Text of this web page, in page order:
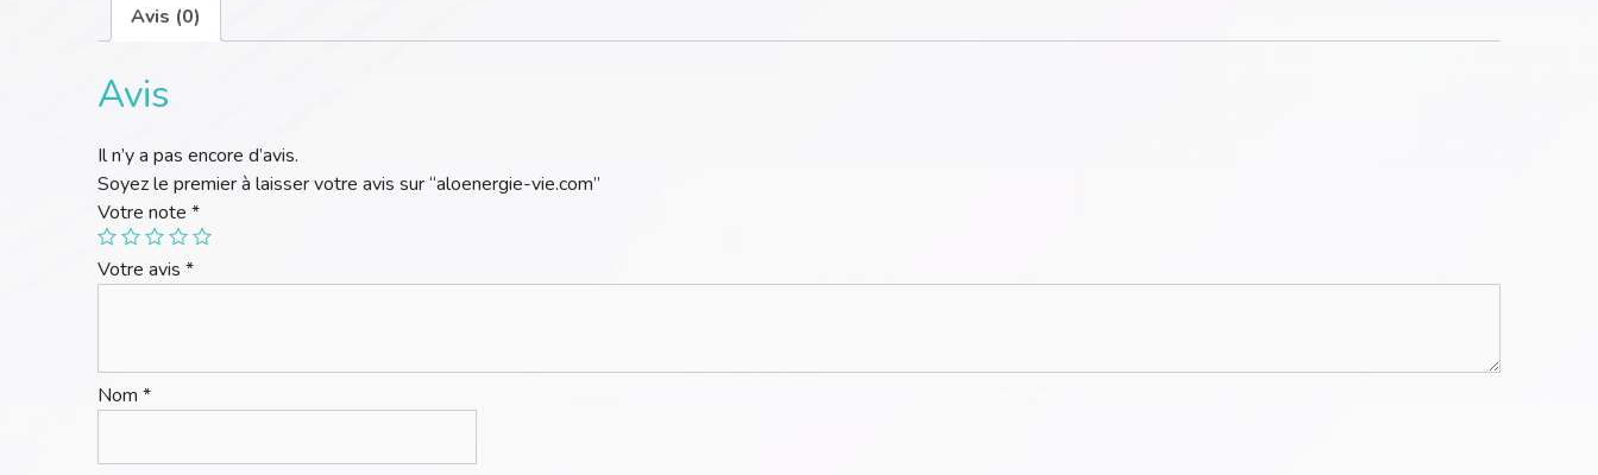
Avis (0)
Avis
Il n’y a pas encore d’avis.
Soyez le premier à laisser votre avis sur “aloenergie-vie.com”
Votre note *
Votre avis *
Nom *